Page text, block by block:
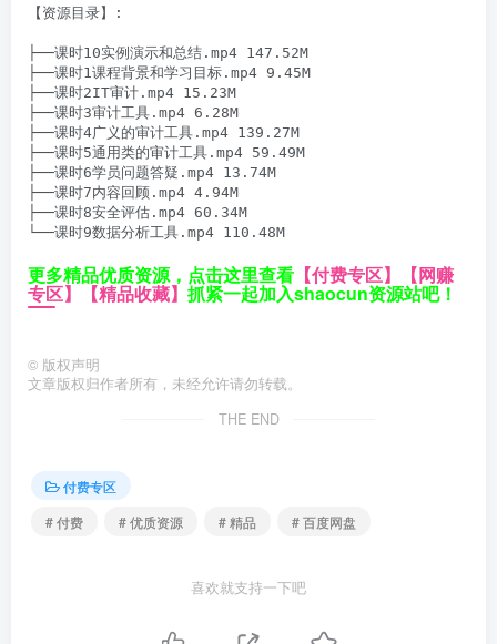
【资源目录】:
├──课时10实例演示和总结.mp4 147.52M
├──课时1课程背景和学习目标.mp4 9.45M
├──课时2IT审计.mp4 15.23M
├──课时3审计工具.mp4 6.28M
├──课时4广义的审计工具.mp4 139.27M
├──课时5通用类的审计工具.mp4 59.49M
├──课时6学员问题答疑.mp4 13.74M
├──课时7内容回顾.mp4 4.94M
├──课时8安全评估.mp4 60.34M
└──课时9数据分析工具.mp4 110.48M
更多精品优质资源，点击这里查看 【付费专区】 【网赚
专区】 【精品收藏】 抓紧一起加入shaocun资源站吧！
© 版权声明
文章版权归作者所有，未经允许请勿转载。
THE END
付费专区
# 付费
# 优质资源 # 精品 # 百度网盘
喜欢就支持一下吧